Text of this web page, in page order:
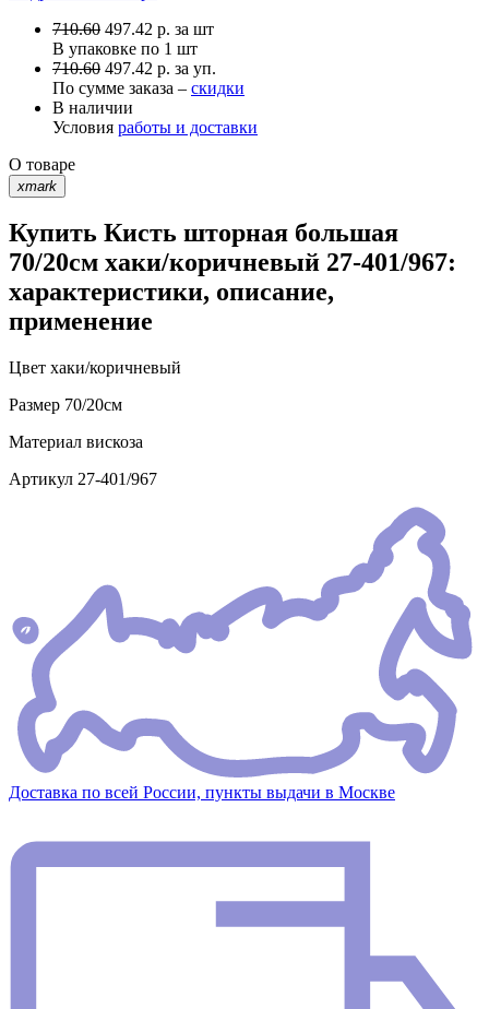
710.60 497.42 р. за шт
В упаковке по 1 шт
710.60 497.42 р. за уп.
По сумме заказа – скидки
В наличии
Условия работы и доставки
О товаре
xmark
Купить Кисть шторная большая
70/20см хаки/коричневый 27-401/967:
характеристики, описание,
применение
Цвет хаки/коричневый
Размер 70/20см
Материал вискоза
Артикул 27-401/967
Доставка по всей России, пункты выдачи в Москве